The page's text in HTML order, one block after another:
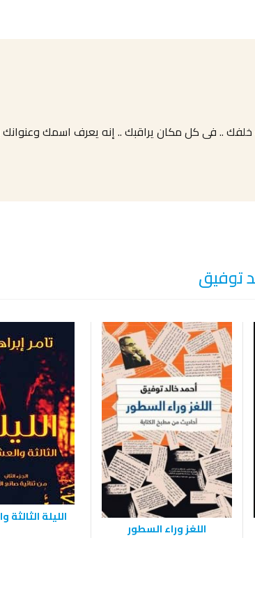
خلفك .. فى كل مكان يراقبك .. إنه يعرف اسمك
توفيق
اللغز وراء السطور
الليلة